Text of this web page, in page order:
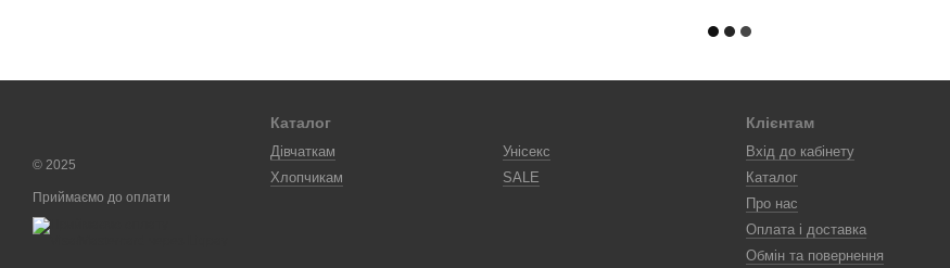
© 2025
Приймаємо до оплати
Каталог
Дівчаткам
Хлопчикам
Унісекс
SALE
Клієнтам
Вхід до кабінету
Каталог
Про нас
Оплата і доставка
Обмін та повернення